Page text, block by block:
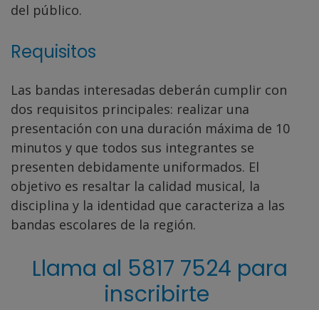
del público.
Requisitos
Las bandas interesadas deberán cumplir con
dos requisitos principales: realizar una
presentación con una duración máxima de 10
minutos y que todos sus integrantes se
presenten debidamente uniformados. El
objetivo es resaltar la calidad musical, la
disciplina y la identidad que caracteriza a las
bandas escolares de la región.
Llama al 5817 7524 para
inscribirte